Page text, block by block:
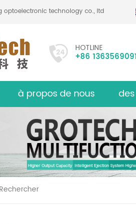
optoelectronic technology co., ltd
HOTLINE
+86
à propos de nous
Rechercher